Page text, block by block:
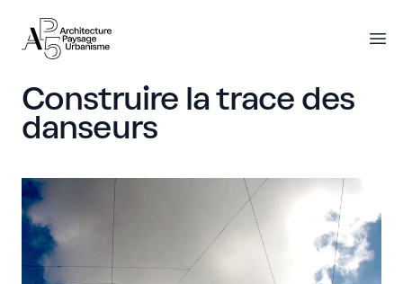
AP5
AP5
Construire la trace des
danseurs